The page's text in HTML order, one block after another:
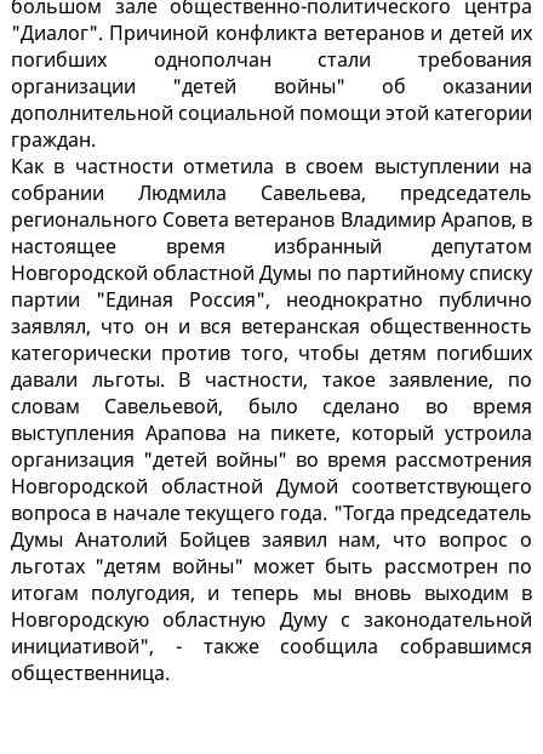
большом зале общественно-политического центра
"Диалог". Причиной конфликта ветеранов и детей их
погибших однополчан стали требования
организации "детей войны" об оказании
дополнительной социальной помощи этой категории
граждан.
Как в частности отметила в своем выступлении на
собрании Людмила Савельева, председатель
регионального Совета ветеранов Владимир Арапов, в
настоящее время избранный депутатом
Новгородской областной Думы по партийному списку
партии "Единая Россия", неоднократно публично
заявлял, что он и вся ветеранская общественность
категорически против того, чтобы детям погибших
давали льготы. В частности, такое заявление, по
словам Савельевой, было сделано во время
выступления Арапова на пикете, который устроила
организация "детей войны" во время рассмотрения
Новгородской областной Думой соответствующего
вопроса в начале текущего года. "Тогда председатель
Думы Анатолий Бойцев заявил нам, что вопрос о
льготах "детям войны" может быть рассмотрен по
итогам полугодия, и теперь мы вновь выходим в
Новгородскую областную Думу с законодательной
инициативой", - также сообщила собравшимся
общественница.